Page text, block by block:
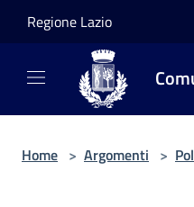
Regione Lazio
Home > Argomenti >